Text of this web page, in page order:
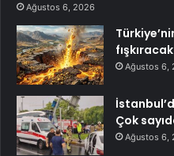
Ağustos 6, 2026
fışkıracak
Ağustos 6,
Çok
Ağustos 6,